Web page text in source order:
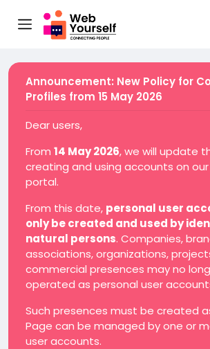
Announcement: New Policy for
Profiles from 15 May 2026
Dear users,
From 14 May 2026, we will update
creating and using accounts on
portal.
From this date, personal user
only be created and used by
natural persons. Companies,
associations, organizations,
commercial presences may no
operated as personal user
Such presences must be created
Page can be managed by one or
user accounts.